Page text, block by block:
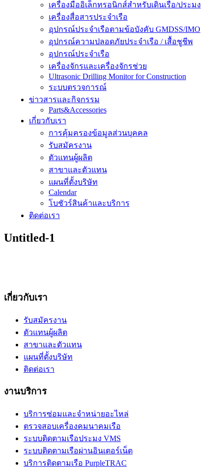
เครื่องมืออิเล็กทรอนิกส์สำหรับเดินเรือ/ประมง
เครื่องสื่อสารประจำเรือ
อุปกรณ์ประจำเรือตามข้อบังคับ GMDSS/IMO
อุปกรณ์ความปลอดภัยประจำเรือ / เสื้อชูชีพ
อุปกรณ์ประจำเรือ
เครื่องจักรและเครื่องจักรช่วย
Ultrasonic Drilling Monitor for Construction
ระบบตรวจการณ์
ข่าวสารและกิจกรรม
Parts&Accessories
เกี่ยวกับเรา
การคุ้มครองข้อมูลส่วนบุคคล
รับสมัครงาน
ตัวแทนผู้ผลิต
สาขาและตัวแทน
แผนที่ตั้งบริษัท
Calendar
โบชัวร์สินค้าและบริการ
ติดต่อเรา
Untitled-1
เกี่ยวกับเรา
รับสมัครงาน
ตัวแทนผู้ผลิต
สาขาและตัวแทน
แผนที่ตั้งบริษัท
ติดต่อเรา
งานบริการ
บริการซ่อมและจำหน่ายอะไหล่
ตรวจสอบเครื่องคมนาคมเรือ
ระบบติดตามเรือประมง VMS
ระบบติดตามเรือผ่านอินเตอร์เน็ต
บริการติดตามเรือ PurpleTRAC